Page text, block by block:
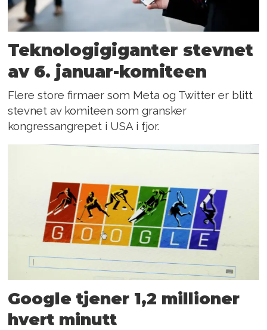
Teknologigiganter stevnet
av 6. januar-komiteen
Flere store firmaer som Meta og Twitter er blitt
stevnet av komiteen som gransker
kongressangrepet i USA i fjor.
Google tjener 1,2 millioner
hvert minutt